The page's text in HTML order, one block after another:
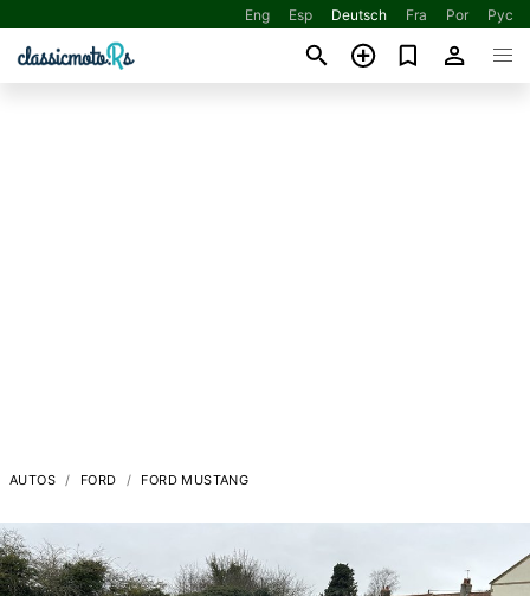
Eng Esp Deutsch Fra Por Рус
AUTOS FORD FORD MUSTANG